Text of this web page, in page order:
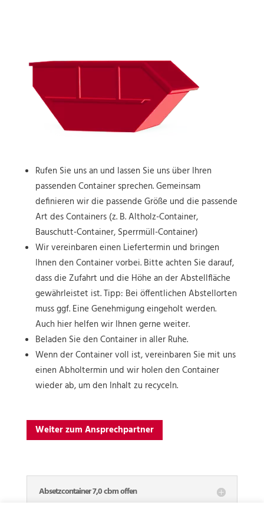
Rufen Sie uns an und lassen Sie uns über Ihren
passenden Container sprechen. Gemeinsam
definieren wir die passende Größe und die passende
Art des Containers (z. B. Altholz-Container,
Bauschutt-Container, Sperrmüll-Container)
Wir vereinbaren einen Liefertermin und bringen
Ihnen den Container vorbei. Bitte achten Sie darauf,
dass die Zufahrt und die Höhe an der Abstellfläche
gewährleistet ist. Tipp: Bei öffentlichen Abstellorten
muss ggf. Eine Genehmigung eingeholt werden.
Auch hier helfen wir Ihnen gerne weiter.
Beladen Sie den Container in aller Ruhe.
Wenn der Container voll ist, vereinbaren Sie mit uns
einen Abholtermin und wir holen den Container
wieder ab, um den Inhalt zu recyceln.
Weiter zum Ansprechpartner
Absetzcontainer 7,0 cbm offen